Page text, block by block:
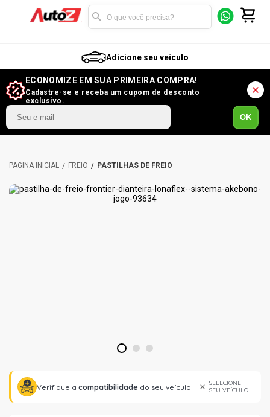
Adicione seu veículo
ECONOMIZE EM SUA PRIMEIRA COMPRA!
Cadastre-se e receba um cupom de desconto
exclusivo.
OK
FREIO PASTILHAS DE FREIO
1 2 3
Verifique a compatibilidade do seu veículo
SELECIONE
SEU VEÍCULO